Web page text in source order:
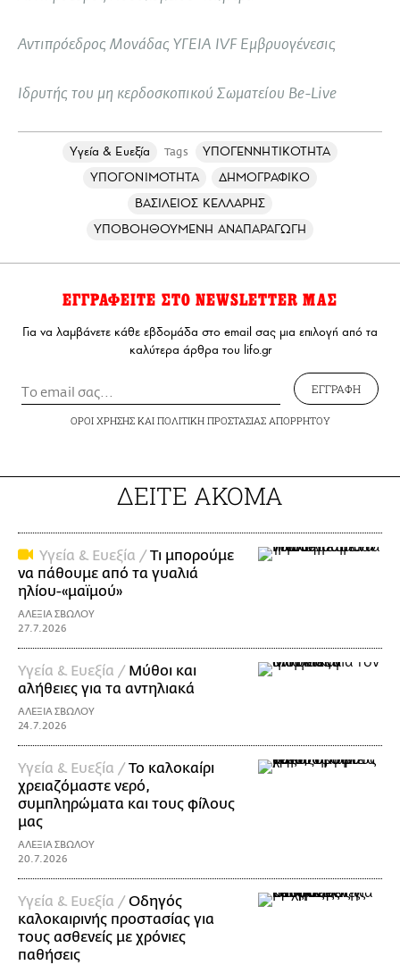
Αντιπρόεδρος Μονάδας ΥΓΕΙΑ IVF Εμβρυογένεσις
Iδρυτής του μη κερδοσκοπικού Σωματείου Be-Live
Υγεία & Ευεξία Tags
ΥΠΟΓΕΝΝΗΤΙΚΟΤΗΤΑ
ΥΠΟΓΟΝΙΜΟΤΗΤΑ
ΔΗΜΟΓΡΑΦΙΚΟ
ΒΑΣΙΛΕΙΟΣ ΚΕΛΛΑΡΗΣ
ΥΠΟΒΟΗΘΟΥΜΕΝΗ ΑΝΑΠΑΡΑΓΩΓΗ
ΕΓΓΡΑΦΕΙΤΕ ΣΤΟ NEWSLETTER ΜΑΣ
Για να λαμβάνετε κάθε εβδομάδα στο email σας μια επιλογή από τα
καλύτερα άρθρα του lifo.gr
ΕΓΓΡΑΦΗ
ΟΡΟΙ ΧΡΗΣΗΣΚΑΙ ΠΟΛΙΤΙΚΗ ΠΡΟΣΤΑΣΙΑΣ ΑΠΟΡΡΗΤΟΥ
ΔΕΙΤΕ ΑΚΟΜΑ
Υγεία & Ευεξία /Τι μπορούμε
να πάθουμε από τα γυαλιά
ηλίου-«μαϊμού»
ΑΛΕΞΙΑ ΣΒΩΛΟΥ
27.7.2026
Υγεία & Ευεξία / Μύθοι και
αλήθειες για τα αντηλιακά
ΑΛΕΞΙΑ ΣΒΩΛΟΥ
24.7.2026
Υγεία & Ευεξία /Το καλοκαίρι
χρειαζόμαστε νερό,
συμπληρώματα και τους φίλους
μας
ΑΛΕΞΙΑ ΣΒΩΛΟΥ
20.7.2026
Υγεία & Ευεξία /Οδηγός
καλοκαιρινής προστασίας για
τους ασθενείς με χρόνιες
παθήσεις